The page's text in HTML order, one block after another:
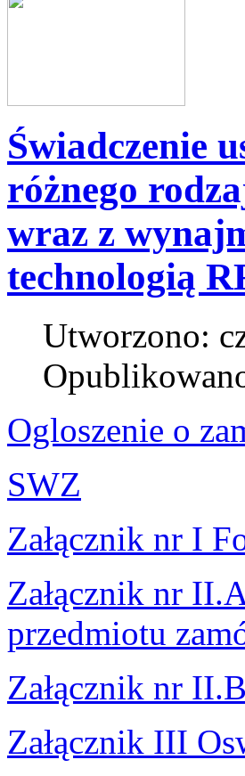
Świadczenie
różnego
wraz z
technologią
Utworzono:
Ogloszenie o
SWZ
Załącznik nr I
Załącznik nr
przedmiotu
Załącznik nr
Załącznik III